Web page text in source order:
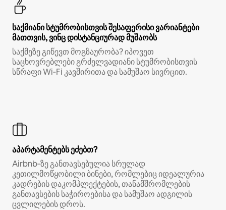
საქმიანი სტუმრობისთვის შესაფერისი ვარიანტები
მათთვის, ვინც დისტანციურად მუშაობს
საქმეზე გიწევთ მოგზაურობა? იპოვეთ
საცხოვრებლები გრძელვადიანი სტუმრობისთვის
სწრაფი Wi‑Fi კავშირითა და სამუშაო სივრცით.
აპარტამენტებს ეძებთ?
Airbnb‑ზე განთავსებულია სრულად
კეთილმოწყობილი ბინები, რომლებიც იდეალურია
კადრების დაკომპლექტების, თანამშრომლების
განთავსების საჭიროებისა და სამუშაო ადგილის
ცვლილების დროს.